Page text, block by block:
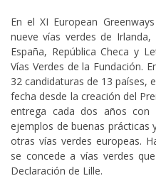
En el XI European
nueve vías verdes de Irlanda,
España, República Checa y
Vías Verdes de la Fundación.
32 candidaturas de 13 países,
fecha desde la creación del
entrega cada dos años
ejemplos de buenas prácticas
otras vías verdes europeas.
se concede a vías verdes
Declaración de Lille.